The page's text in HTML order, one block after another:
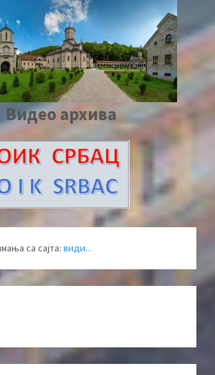
Видео архива
са сајта: види...